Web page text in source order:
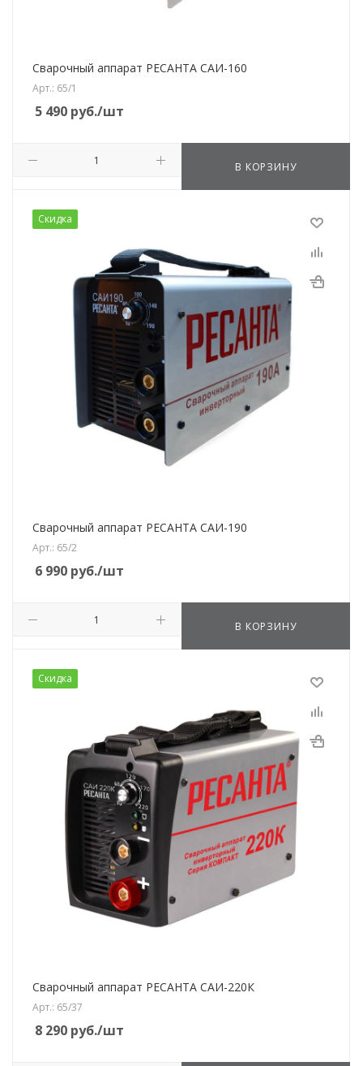
Сварочный аппарат РЕСАНТА САИ-160
Арт.: 65/1
5 490 руб./шт
В КОРЗИНУ
Скидка
Сварочный аппарат РЕСАНТА САИ-190
Арт.: 65/2
6 990 руб./шт
В КОРЗИНУ
Скидка
Сварочный аппарат РЕСАНТА САИ-220К
Арт.: 65/37
8 290 руб./шт